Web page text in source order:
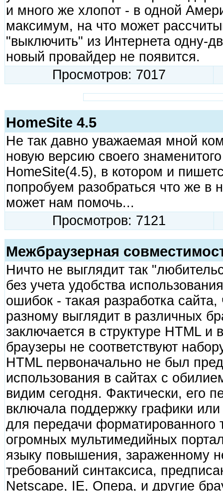
и много же хлопот - в одной
максимум, на что может
"выключить" из Интернета одну-
новый провайдер не появится.
Просмотров: 7017
HomeSite 4.5
Не так давно уважаемая мной
новую версию своего
HomeSite(4.5), в котором и
попробуем разобраться что же в
может нам помочь...
Просмотров: 7121
Межбраузерная
Ничто не выглядит так
без учета удобства
ошибок - такая разработка
разному выглядит в различных
заключается в структуре HTML и
браузеры не соответствуют
HTML первоначально не был
использования в сайтах с
видим сегодня. Фактически, его
включала поддержку графики
для передачи форматированного
огромных мультимедийных
языку повышения, зараженному
требований синтаксиса,
Netscape, IE, Опера, и другие